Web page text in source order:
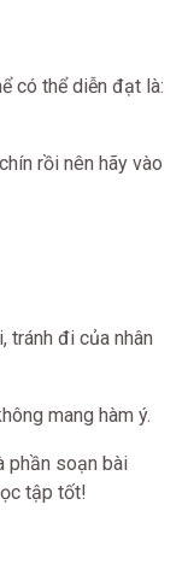
có thể diễn đạt là:
rồi nên hãy vào
tránh đi của nhân
mang hàm ý.
phần soạn bài
tập tốt!